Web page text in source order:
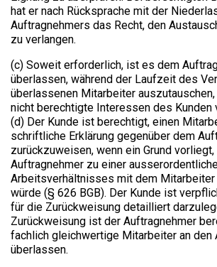
hat er nach Rücksprache mit der
Auftragnehmers das Recht, den
zu verlangen.
(c) Soweit erforderlich, ist es dem
überlassen, während der Laufzeit des
überlassenen Mitarbeiter
nicht berechtigte Interessen des Kunden
(d) Der Kunde ist berechtigt, einen
schriftliche Erklärung gegenüber dem
zurückzuweisen, wenn ein Grund
Auftragnehmer zu einer
Arbeitsverhältnisses mit dem
würde (§ 626 BGB). Der Kunde ist
für die Zurückweisung detailliert
Zurückweisung ist der Auftragnehmer
fachlich gleichwertige Mitarbeiter an den
überlassen.